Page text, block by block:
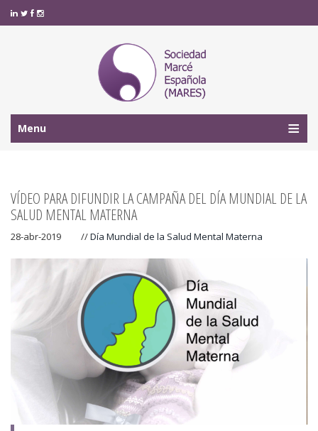
Menu
VÍDEO PARA DIFUNDIR LA CAMPAÑA DEL DÍA MUNDIAL DE LA
SALUD MENTAL MATERNA
28-abr-2019 //Día Mundial de la Salud Mental Materna